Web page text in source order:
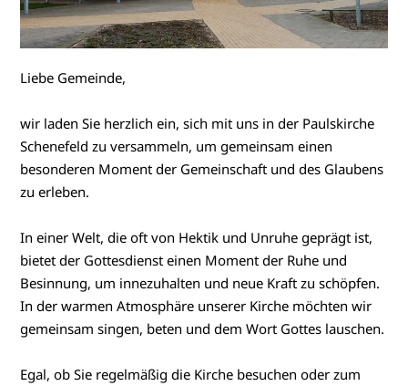
Liebe Gemeinde,
wir laden Sie herzlich ein, sich mit uns in der Paulskirche
Schenefeld zu versammeln, um gemeinsam einen
besonderen Moment der Gemeinschaft und des Glaubens
zu erleben.
In einer Welt, die oft von Hektik und Unruhe geprägt ist,
bietet der Gottesdienst einen Moment der Ruhe und
Besinnung, um innezuhalten und neue Kraft zu schöpfen.
In der warmen Atmosphäre unserer Kirche möchten wir
gemeinsam singen, beten und dem Wort Gottes lauschen.
Egal, ob Sie regelmäßig die Kirche besuchen oder zum